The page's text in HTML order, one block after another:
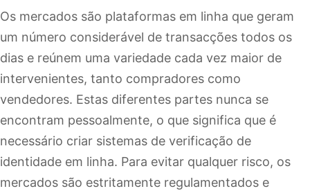
Os mercados são plataformas em linha que geram
um número considerável de transacções todos os
dias e reúnem uma variedade cada vez maior de
intervenientes, tanto compradores como
vendedores. Estas diferentes partes nunca se
encontram pessoalmente, o que significa que é
necessário criar sistemas de verificação de
identidade em linha. Para evitar qualquer risco, os
mercados são estritamente regulamentados e